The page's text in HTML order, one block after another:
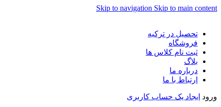
Skip to navigation Skip to main content
تحصیل در ترکیه
فروشگاه
ثبت نام کلاس ها
بلاگ
درباره ما
ارتباط با ما
ورود ایجاد یک حساب کاربری